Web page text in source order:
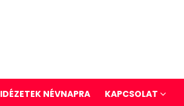
IDÉZETEK NÉVNAPRA KAPCSOLAT